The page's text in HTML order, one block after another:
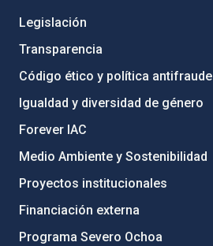
Legislación
Transparencia
Código ético y política antifraude
Igualdad y diversidad de género
Forever IAC
Medio Ambiente y Sostenibilidad
Proyectos institucionales
Financiación externa
Programa Severo Ochoa